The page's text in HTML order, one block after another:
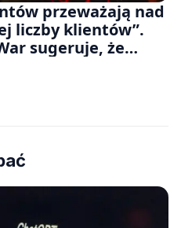
przeważają nad
liczby klientów”.
sugeruje, że
rezygnuje z gier